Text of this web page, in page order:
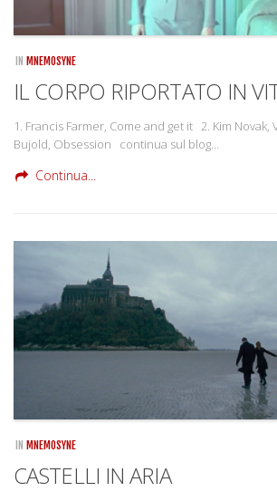
IN MNEMOSYNE
IL CORPO RIPORTATO IN
1. Francis Farmer, Come and get it 2. Kim
Bujold, Obsession continua sul blog…
Continua...
IN MNEMOSYNE
CASTELLI IN ARIA